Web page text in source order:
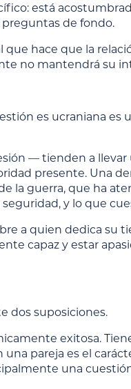
está
preguntas de fondo.
hace que la
no mantendrá su
es ucraniana es
— tienden a llevar
presente. Una
la guerra, que ha
y lo que
a quien dedica su
capaz y estar
dos suposiciones.
exitosa.
pareja es el
una